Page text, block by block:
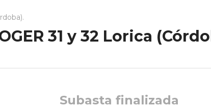
31 y 32 Lorica
Subasta finalizada